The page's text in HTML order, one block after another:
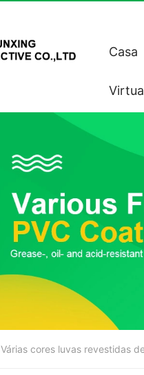
Casa
Várias cores luvas revestidas